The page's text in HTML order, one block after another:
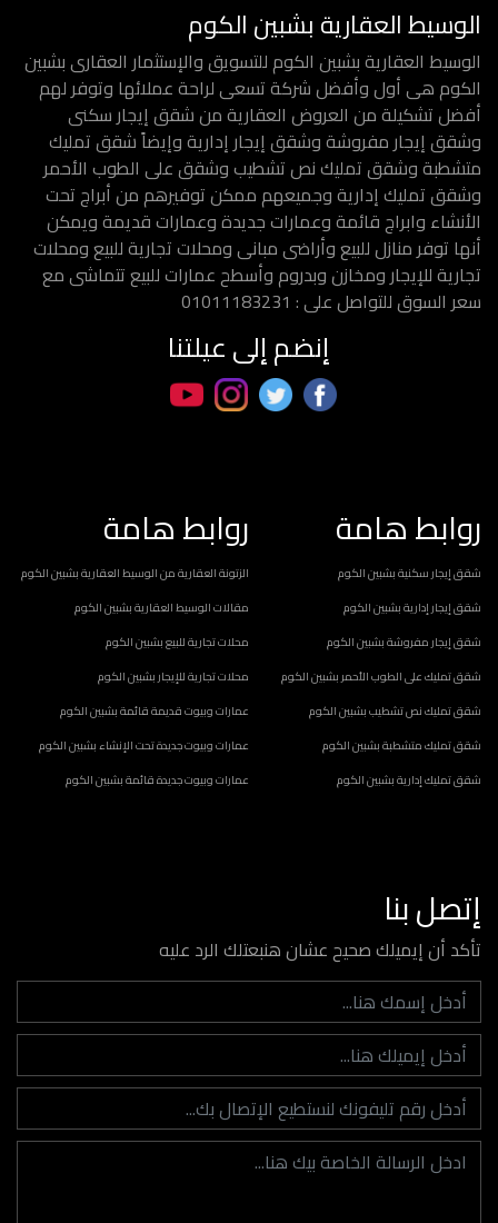
الوسيط العقارية بشبين الكوم
الوسيط العقارية بشبين الكوم للتسويق والإستثمار العقارى بشبين
الكوم هى أول وأفضل شركة تسعى لراحة عملائها وتوفر لهم
أفضل تشكيلة من العروض العقارية من شقق إيجار سكنى
وشقق إيجار مفروشة وشقق إيجار إدارية وإيضاً شقق تمليك
متشطبة وشقق تمليك نص تشطيب وشقق على الطوب الأحمر
وشقق تمليك إدارية وجميعهم ممكن توفيرهم من أبراج تحت
الأنشاء وابراج قائمة وعمارات جديدة وعمارات قديمة ويمكن
أنها توفر منازل للبيع وأراضى مبانى ومحلات تجارية للبيع ومحلات
تجارية للإيجار ومخازن وبدروم وأسطح عمارات للبيع تتماشى مع
سعر السوق للتواصل على : 01011183231
إنضم إلى عيلتنا
روابط هامة
شقق إيجار سكنية بشبين الكوم
شقق إيجار إدارية بشبين الكوم
شقق إيجار مفروشة بشبين الكوم
شقق تمليك على الطوب الأحمر بشبين الكوم
شقق تمليك نص تشطيب بشبين الكوم
شقق تمليك متشطبة بشبين الكوم
شقق تمليك إدارية بشبين الكوم
روابط هامة
الزتونة العقارية من الوسيط العقارية بشبين الكوم
مقالات الوسيط العقارية بشبين الكوم
محلات تجارية للبيع بشبين الكوم
محلات تجارية للإيجار بشبين الكوم
عمارات وبيوت قديمة قائمة بشبين الكوم
عمارات وبيوت جديدة تحت الإنشاء بشبين الكوم
عمارات وبيوت جديدة قائمة بشبين الكوم
إتصل بنا
تأكد أن إيميلك صحيح عشان هنبعتلك الرد عليه